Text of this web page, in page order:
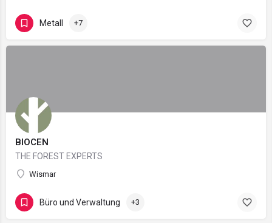
Metall +7
BIOCEN
THE FOREST EXPERTS
Wismar
Büro und Verwaltung +3